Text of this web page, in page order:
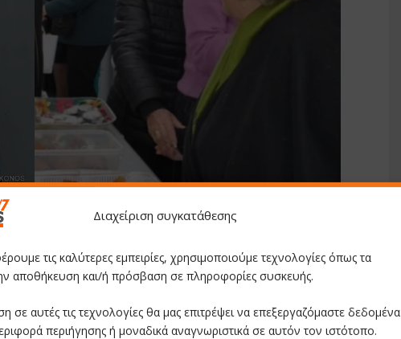
Διαχείριση συγκατάθεσης
τις καλύτερες εμπειρίες, χρησιμοποιούμε τεχνολογίες όπως τα
αποθήκευση και/ή πρόσβαση σε πληροφορίες συσκευής.
σε αυτές τις τεχνολογίες θα μας επιτρέψει να επεξεργαζόμαστε δεδομένα
περιήγησης ή μοναδικά αναγνωριστικά σε αυτόν τον ιστότοπο.